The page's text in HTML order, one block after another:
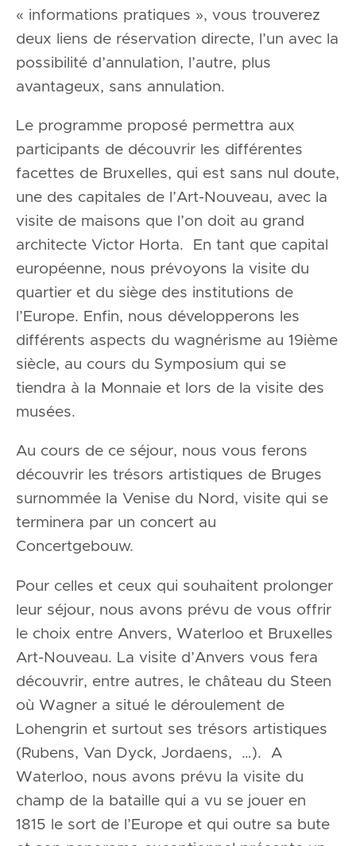
« informations pratiques », vous trouverez
deux liens de réservation directe, l’un avec la
possibilité d’annulation, l’autre, plus
avantageux, sans annulation.
Le programme proposé permettra aux
participants de découvrir les différentes
facettes de Bruxelles, qui est sans nul doute,
une des capitales de l’Art-Nouveau, avec la
visite de maisons que l’on doit au grand
architecte Victor Horta. En tant que capital
européenne, nous prévoyons la visite du
quartier et du siège des institutions de
l’Europe. Enfin, nous développerons les
différents aspects du wagnérisme au 19ième
siècle, au cours du Symposium qui se
tiendra à la Monnaie et lors de la visite des
musées.
Au cours de ce séjour, nous vous ferons
découvrir les trésors artistiques de Bruges
surnommée la Venise du Nord, visite qui se
terminera par un concert au
Concertgebouw.
Pour celles et ceux qui souhaitent prolonger
leur séjour, nous avons prévu de vous offrir
le choix entre Anvers, Waterloo et Bruxelles
Art-Nouveau. La visite d’Anvers vous fera
découvrir, entre autres, le château du Steen
où Wagner a situé le déroulement de
Lohengrin et surtout ses trésors artistiques
(Rubens, Van Dyck, Jordaens, …). A
Waterloo, nous avons prévu la visite du
champ de la bataille qui a vu se jouer en
1815 le sort de l’Europe et qui outre sa bute